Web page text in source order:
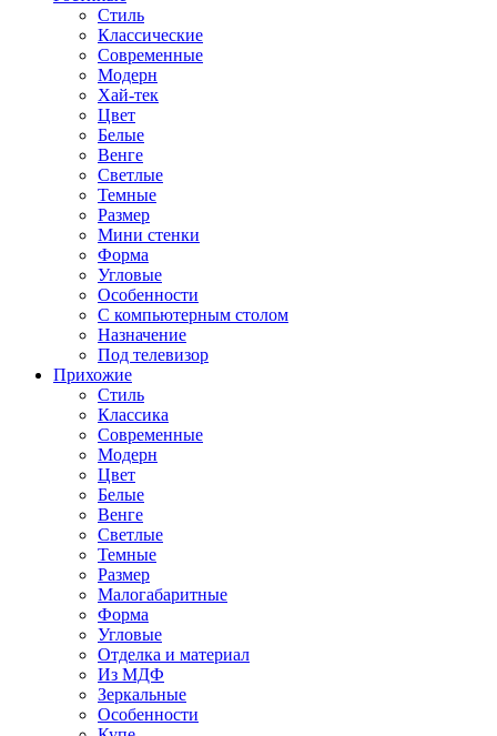
Стиль
Классические
Современные
Модерн
Хай-тек
Цвет
Белые
Венге
Светлые
Темные
Размер
Мини стенки
Форма
Угловые
Особенности
С компьютерным столом
Назначение
Под телевизор
Прихожие
Стиль
Классика
Современные
Модерн
Цвет
Белые
Венге
Светлые
Темные
Размер
Малогабаритные
Форма
Угловые
Отделка и материал
Из МДФ
Зеркальные
Особенности